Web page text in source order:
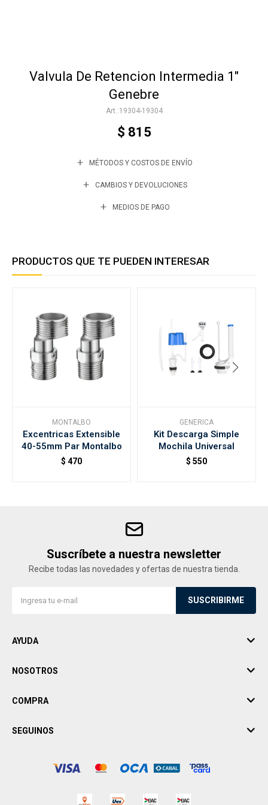
Valvula De Retencion Intermedia 1"
Genebre
19304-19304
$ 815
MÉTODOS Y COSTOS DE ENVÍO
CAMBIOS Y DEVOLUCIONES
MEDIOS DE PAGO
PRODUCTOS QUE TE PUEDEN INTERESAR
MONTALBO
Excentricas Extensible
40-55mm Par Montalbo
$ 470
GENERICA
Kit Descarga Simple
Mochila Universal
$ 550
Suscríbete a nuestra newsletter
Recibe todas las novedades y ofertas de nuestra tienda.
SUSCRIBIRME
AYUDA
NOSOTROS
COMPRA
SEGUINOS
Varios